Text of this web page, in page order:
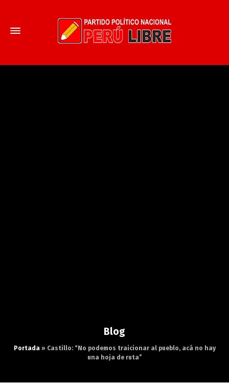
Blog
Portada» Castillo: “No podemos traicionar al pueblo, acá no hay
una hoja de ruta”